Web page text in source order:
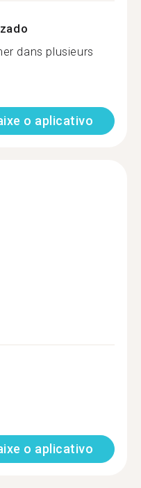
dans plusieurs
o aplicativo
o aplicativo